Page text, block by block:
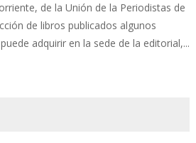
de la Unión de la Periodistas de
de libros publicados algunos
adquirir en la sede de la editorial,...